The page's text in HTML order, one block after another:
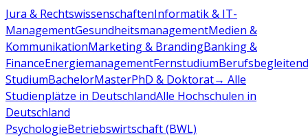
Jura & RechtswissenschaftenInformatik & IT-
ManagementGesundheitsmanagementMedien &
KommunikationMarketing & BrandingBanking &
FinanceEnergiemanagementFernstudiumBerufsbegleitend
StudiumBachelorMasterPhD & Doktorat→ Alle
Studienplätze in DeutschlandAlle Hochschulen in
Deutschland
PsychologieBetriebswirtschaft (BWL)